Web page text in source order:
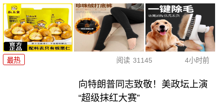
最热 阅读 31145 4小时前
向特朗普同志致敬！美政坛上演
“超级抹红大赛”